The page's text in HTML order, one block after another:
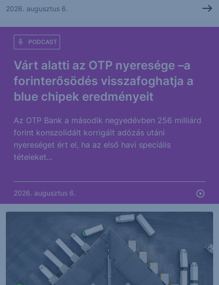
2026. augusztus 6.
Várt alatti az OTP nyeresége –a
forinterősödés visszafoghatja a
blue chipek eredményeit
PODCAST
Az OTP Bank a második negyedévben 256 milliárd
forint konszolidált korrigált adózás utáni
nyereséget ért el, ha az első havi speciális
tételeket...
2026. augusztus 6.